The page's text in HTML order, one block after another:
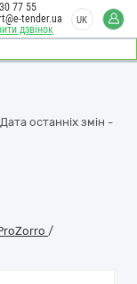
дзвінок
77 55
tender.ua
UK
останніх змін -
/